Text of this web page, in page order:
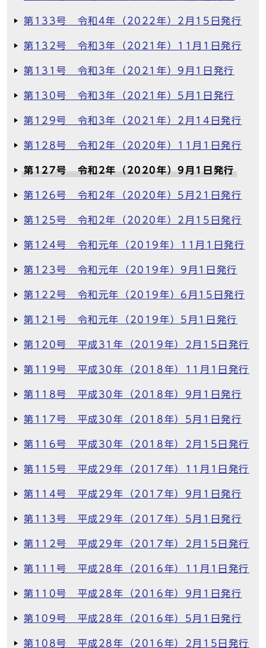
第133号 令和4年（2022年）2月15日発行
第132号 令和3年（2021年）11月1日発行
第131号 令和3年（2021年）9月1日発行
第130号 令和3年（2021年）5月1日発行
第129号 令和3年（2021年）2月14日発行
第128号 令和2年（2020年）11月1日発行
第127号 令和2年（2020年）9月1日発行
第126号 令和2年（2020年）5月21日発行
第125号 令和2年（2020年）2月15日発行
第124号 令和元年（2019年）11月1日発行
第123号 令和元年（2019年）9月1日発行
第122号 令和元年（2019年）6月15日発行
第121号 令和元年（2019年）5月1日発行
第120号 平成31年（2019年）2月15日発行
第119号 平成30年（2018年）11月1日発行
第118号 平成30年（2018年）9月1日発行
第117号 平成30年（2018年）5月1日発行
第116号 平成30年（2018年）2月15日発行
第115号 平成29年（2017年）11月1日発行
第114号 平成29年（2017年）9月1日発行
第113号 平成29年（2017年）5月1日発行
第112号 平成29年（2017年）2月15日発行
第111号 平成28年（2016年）11月1日発行
第110号 平成28年（2016年）9月1日発行
第109号 平成28年（2016年）5月1日発行
第108号 平成28年（2016年）2月15日発行